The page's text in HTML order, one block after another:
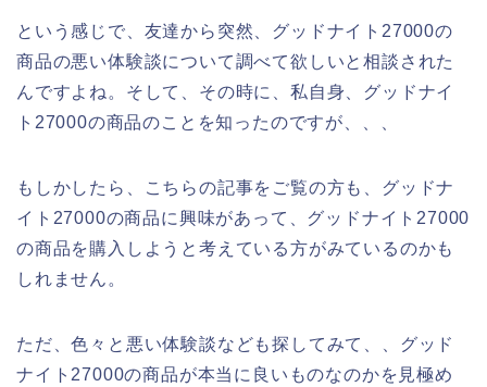
という感じで、友達から突然、グッドナイト27000の
商品の悪い体験談について調べて欲しいと相談された
んですよね。そして、その時に、私自身、グッドナイ
ト27000の商品のことを知ったのですが、、、
もしかしたら、こちらの記事をご覧の方も、グッドナ
イト27000の商品に興味があって、グッドナイト27000
の商品を購入しようと考えている方がみているのかも
しれません。
ただ、色々と悪い体験談なども探してみて、、グッド
ナイト27000の商品が本当に良いものなのかを見極め